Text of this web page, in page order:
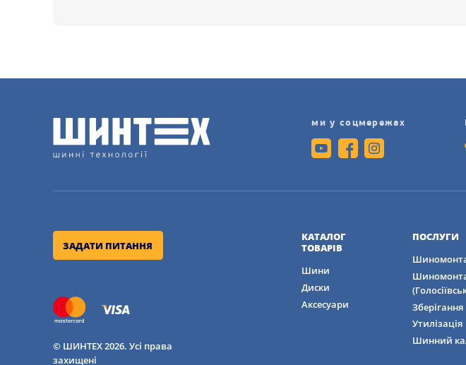
ми у соцмережах
ЗАДАТИ ПИТАННЯ
© ШИНТЕХ 2026. Усі права
захищені
КАТАЛОГ
ТОВАРІВ
Шини
Диски
Аксесуари
ПОСЛУГИ
Зберігання
Утилізація
Шинний